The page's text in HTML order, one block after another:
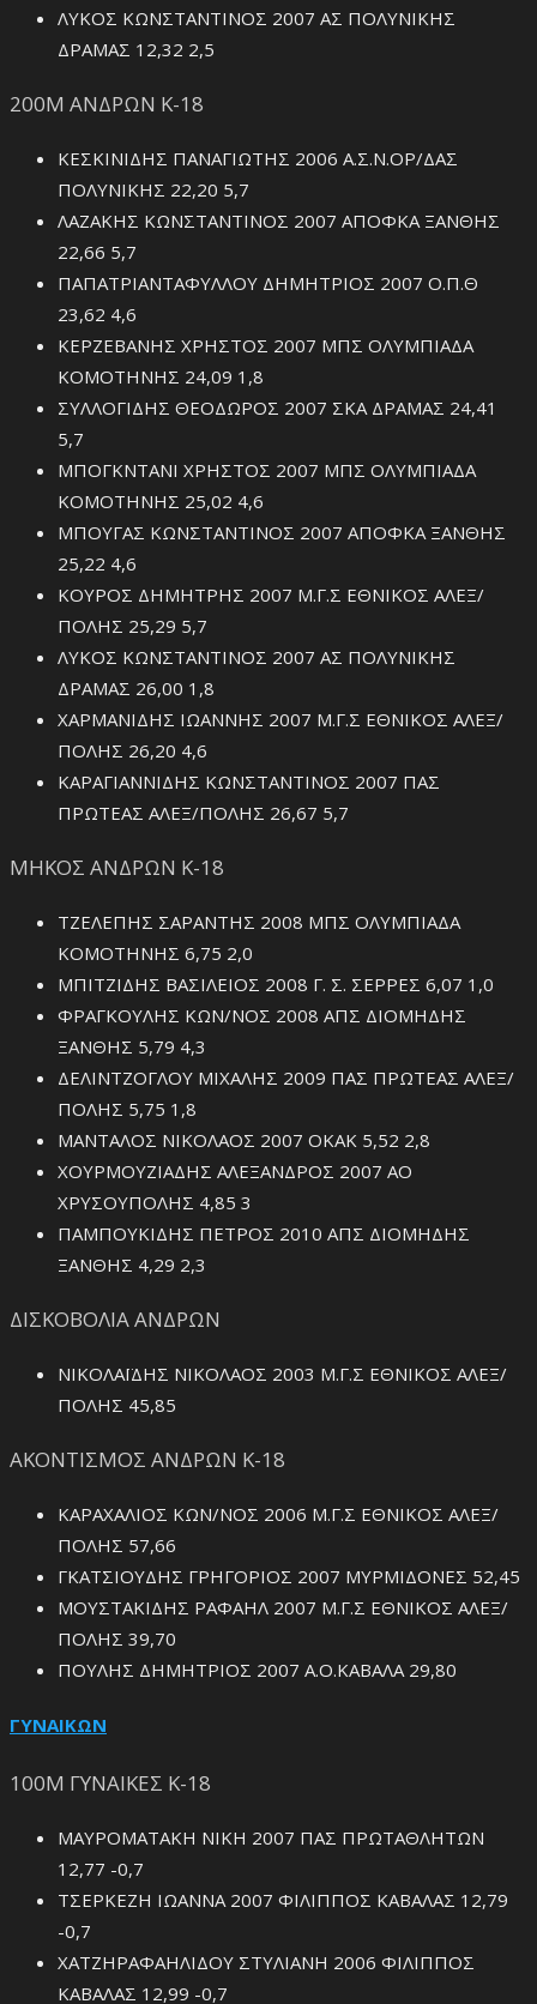
ΛΥΚΟΣ ΚΩΝΣΤΑΝΤΙΝΟΣ 2007 ΑΣ ΠΟΛΥΝΙΚΗΣ
ΔΡΑΜΑΣ 12,32 2,5
200Μ ΑΝΔΡΩΝ Κ-18
ΚΕΣΚΙΝΙΔΗΣ ΠΑΝΑΓΙΩΤΗΣ 2006 Α.Σ.Ν.ΟΡ/ΔΑΣ
ΠΟΛΥΝΙΚΗΣ 22,20 5,7
ΛΑΖΑΚΗΣ ΚΩΝΣΤΑΝΤΙΝΟΣ 2007 ΑΠΟΦΚΑ ΞΑΝΘΗΣ
22,66 5,7
ΠΑΠΑΤΡΙΑΝΤΑΦΥΛΛΟΥ ΔΗΜΗΤΡΙΟΣ 2007 Ο.Π.Θ
23,62 4,6
ΚΕΡΖΕΒΑΝΗΣ ΧΡΗΣΤΟΣ 2007 ΜΠΣ ΟΛΥΜΠΙΑΔΑ
ΚΟΜΟΤΗΝΗΣ 24,09 1,8
ΣΥΛΛΟΓΙΔΗΣ ΘΕΟΔΩΡΟΣ 2007 ΣΚΑ ΔΡΑΜΑΣ 24,41
5,7
ΜΠΟΓΚΝΤΑΝΙ ΧΡΗΣΤΟΣ 2007 ΜΠΣ ΟΛΥΜΠΙΑΔΑ
ΚΟΜΟΤΗΝΗΣ 25,02 4,6
ΜΠΟΥΓΑΣ ΚΩΝΣΤΑΝΤΙΝΟΣ 2007 ΑΠΟΦΚΑ ΞΑΝΘΗΣ
25,22 4,6
ΚΟΥΡΟΣ ΔΗΜΗΤΡΗΣ 2007 Μ.Γ.Σ ΕΘΝΙΚΟΣ ΑΛΕΞ/
ΠΟΛΗΣ 25,29 5,7
ΛΥΚΟΣ ΚΩΝΣΤΑΝΤΙΝΟΣ 2007 ΑΣ ΠΟΛΥΝΙΚΗΣ
ΔΡΑΜΑΣ 26,00 1,8
ΧΑΡΜΑΝΙΔΗΣ ΙΩΑΝΝΗΣ 2007 Μ.Γ.Σ ΕΘΝΙΚΟΣ ΑΛΕΞ/
ΠΟΛΗΣ 26,20 4,6
ΚΑΡΑΓΙΑΝΝΙΔΗΣ ΚΩΝΣΤΑΝΤΙΝΟΣ 2007 ΠΑΣ
ΠΡΩΤΕΑΣ ΑΛΕΞ/ΠΟΛΗΣ 26,67 5,7
ΜΗΚΟΣ ΑΝΔΡΩΝ Κ-18
ΤΖΕΛΕΠΗΣ ΣΑΡΑΝΤΗΣ 2008 ΜΠΣ ΟΛΥΜΠΙΑΔΑ
ΚΟΜΟΤΗΝΗΣ 6,75 2,0
ΜΠΙΤΖΙΔΗΣ ΒΑΣΙΛΕΙΟΣ 2008 Γ. Σ. ΣΕΡΡΕΣ 6,07 1,0
ΦΡΑΓΚΟΥΛΗΣ ΚΩΝ/ΝΟΣ 2008 ΑΠΣ ΔΙΟΜΗΔΗΣ
ΞΑΝΘΗΣ 5,79 4,3
ΔΕΛΙΝΤΖΟΓΛΟΥ ΜΙΧΑΛΗΣ 2009 ΠΑΣ ΠΡΩΤΕΑΣ ΑΛΕΞ/
ΠΟΛΗΣ 5,75 1,8
ΜΑΝΤΑΛΟΣ ΝΙΚΟΛΑΟΣ 2007 ΟΚΑΚ 5,52 2,8
ΧΟΥΡΜΟΥΖΙΑΔΗΣ ΑΛΕΞΑΝΔΡΟΣ 2007 ΑΟ
ΧΡΥΣΟΥΠΟΛΗΣ 4,85 3
ΠΑΜΠΟΥΚΙΔΗΣ ΠΕΤΡΟΣ 2010 ΑΠΣ ΔΙΟΜΗΔΗΣ
ΞΑΝΘΗΣ 4,29 2,3
ΔΙΣΚΟΒΟΛΙΑ ΑΝΔΡΩΝ
ΝΙΚΟΛΑΪΔΗΣ ΝΙΚΟΛΑΟΣ 2003 Μ.Γ.Σ ΕΘΝΙΚΟΣ ΑΛΕΞ/
ΠΟΛΗΣ 45,85
ΑΚΟΝΤΙΣΜΟΣ ΑΝΔΡΩΝ Κ-18
ΚΑΡΑΧΑΛΙΟΣ ΚΩΝ/ΝΟΣ 2006 Μ.Γ.Σ ΕΘΝΙΚΟΣ ΑΛΕΞ/
ΠΟΛΗΣ 57,66
ΓΚΑΤΣΙΟΥΔΗΣ ΓΡΗΓΟΡΙΟΣ 2007 ΜΥΡΜΙΔΟΝΕΣ 52,45
ΜΟΥΣΤΑΚΙΔΗΣ ΡΑΦΑΗΛ 2007 Μ.Γ.Σ ΕΘΝΙΚΟΣ ΑΛΕΞ/
ΠΟΛΗΣ 39,70
ΠΟΥΛΗΣ ΔΗΜΗΤΡΙΟΣ 2007 Α.Ο.ΚΑΒΑΛΑ 29,80
ΓΥΝΑΙΚΩΝ
100Μ ΓΥΝΑΙΚΕΣ Κ-18
ΜΑΥΡΟΜΑΤΑΚΗ ΝΙΚΗ 2007 ΠΑΣ ΠΡΩΤΑΘΛΗΤΩΝ
12,77 -0,7
ΤΣΕΡΚΕΖΗ ΙΩΑΝΝΑ 2007 ΦΙΛΙΠΠΟΣ ΚΑΒΑΛΑΣ 12,79
-0,7
ΧΑΤΖΗΡΑΦΑΗΛΙΔΟΥ ΣΤΥΛΙΑΝΗ 2006 ΦΙΛΙΠΠΟΣ
ΚΑΒΑΛΑΣ 12,99 -0,7